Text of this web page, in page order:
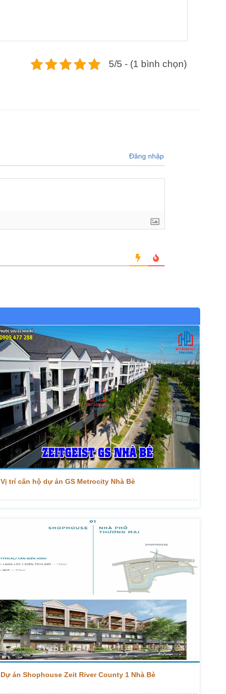
5/5 - (1 bình chọn)
Đăng nhập
Vị trí căn hộ dự án GS Metrocity Nhà Bè
Dự án Shophouse Zeit River County 1 Nhà Bè